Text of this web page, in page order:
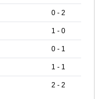
0 - 2
1 - 0
0 - 1
1 - 1
2 - 2